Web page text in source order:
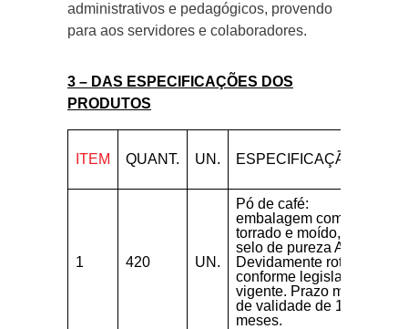
administrativos e pedagógicos, provendo
para aos servidores e colaboradores.
3 – DAS ESPECIFICAÇÕES DOS
PRODUTOS
ITEM QUANT. UN. ESPECIFICAÇÃO
1 420 UN.
Pó de café:
embalagem com 500g,
torrado e moído, com
selo de pureza ABIC.
Devidamente rotulado
conforme legislação
vigente. Prazo mínimo
de validade de 12
meses.